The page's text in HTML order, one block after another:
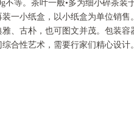
等。茶叶一般•多为细小碎茶装
装一小纸盒，以小纸盒为单位
、古朴，也可图文并茂。包装
合性艺术，需要行家们精心设